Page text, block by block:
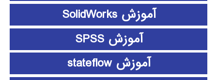
آموزش SolidWorks
آموزش SPSS
آموزش stateflow